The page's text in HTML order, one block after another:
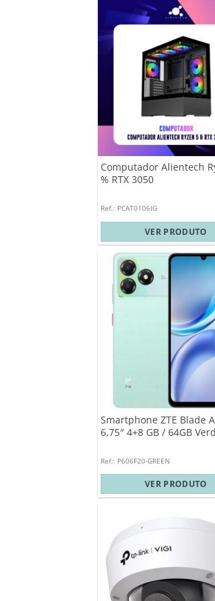
Computador Alientech
% RTX 3050
Ref.: PCAT0106IG
VER PRODUTO
Smartphone ZTE Blade
6,75″ 4+8 GB / 64GB
Ref.: P606F20-GREEN
VER PRODUTO